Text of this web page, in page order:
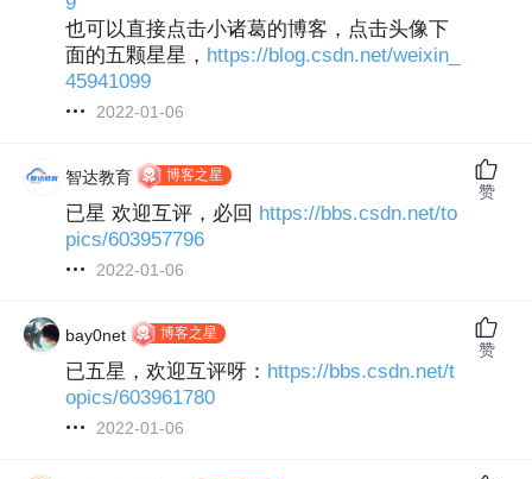
也可以直接点击小诸葛的博客，点击头像下
面的五颗星星， https://blog.csdn.net/weixin_
45941099
2022-01-06
智达教育‍ 博客之星
已星 欢迎互评，必回 https://bbs.csdn.net/to
pics/603957796
2022-01-06
赞
bay0net 博客之星
已五星，欢迎互评呀： https://bbs.csdn.net/t
opics/603961780
2022-01-06
赞